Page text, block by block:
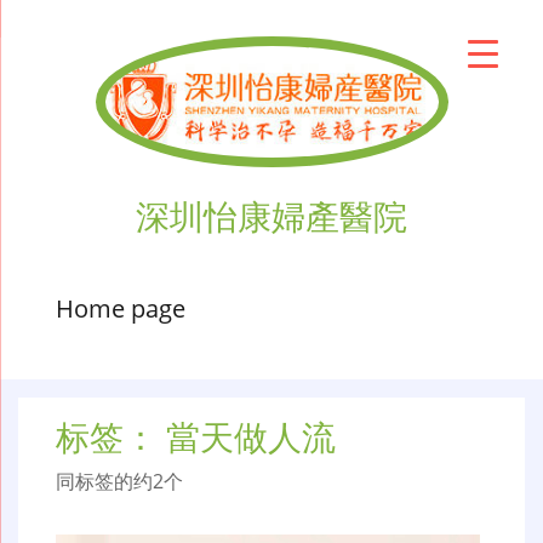
深圳怡康婦產醫院
Home page
标签： 當天做人流
同标签的约2个